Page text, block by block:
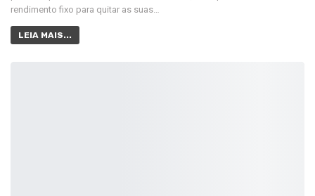
rendimento fixo para quitar as suas…
LEIA MAIS...